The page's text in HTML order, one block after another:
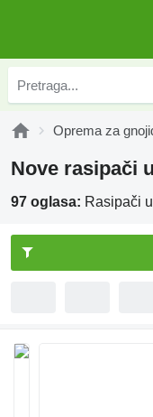
Oprema za
Nove rasipači
97 oglasa: Rasipači